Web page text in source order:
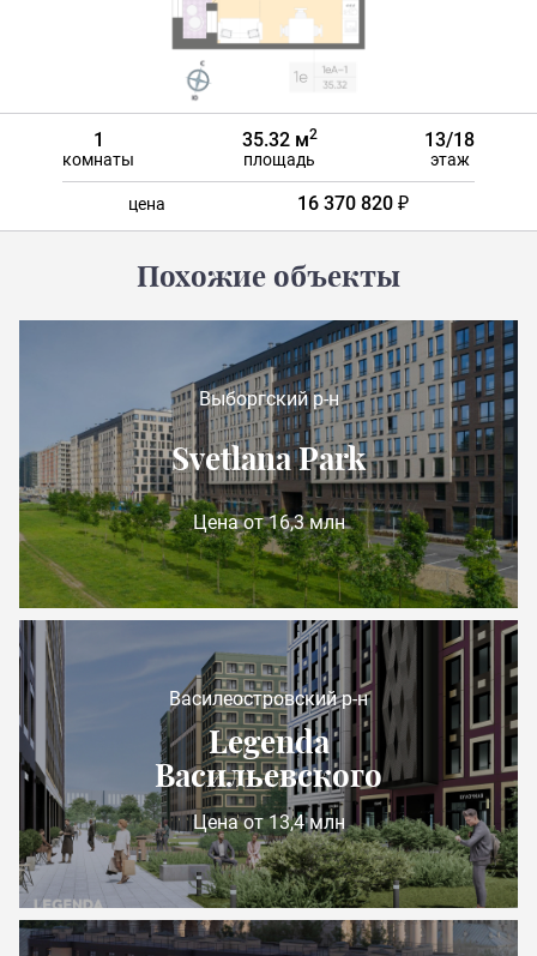
1
комнаты
35.32 м2
площадь
13/18
этаж
цена 16 370 820 ₽
Похожие объекты
Выборгский р-н
Svetlana Park
Цена от 16,3 млн
Василеостровский р-н
Legenda
Васильевского
Цена от 13,4 млн